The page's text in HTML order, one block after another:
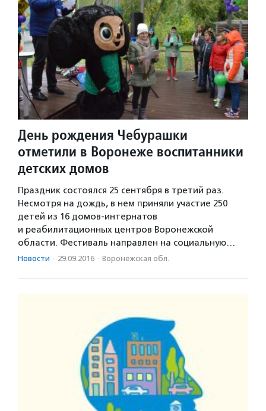
День рождения Чебурашки
отметили в Воронеже воспитанники
детских домов
Праздник состоялся 25 сентября в третий раз.
Несмотря на дождь, в нем приняли участие 250
детей из 16 домов-интернатов
и реабилитационных центров Воронежской
области. Фестиваль направлен на социальную…
Новости · 29.09.2016 · Воронежская обл.